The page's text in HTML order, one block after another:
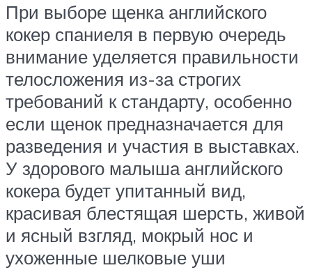
При выборе щенка английского
кокер спаниеля в первую очередь
внимание уделяется правильности
телосложения из-за строгих
требований к стандарту, особенно
если щенок предназначается для
разведения и участия в выставках.
У здорового малыша английского
кокера будет упитанный вид,
красивая блестящая шерсть, живой
и ясный взгляд, мокрый нос и
ухоженные шелковые уши